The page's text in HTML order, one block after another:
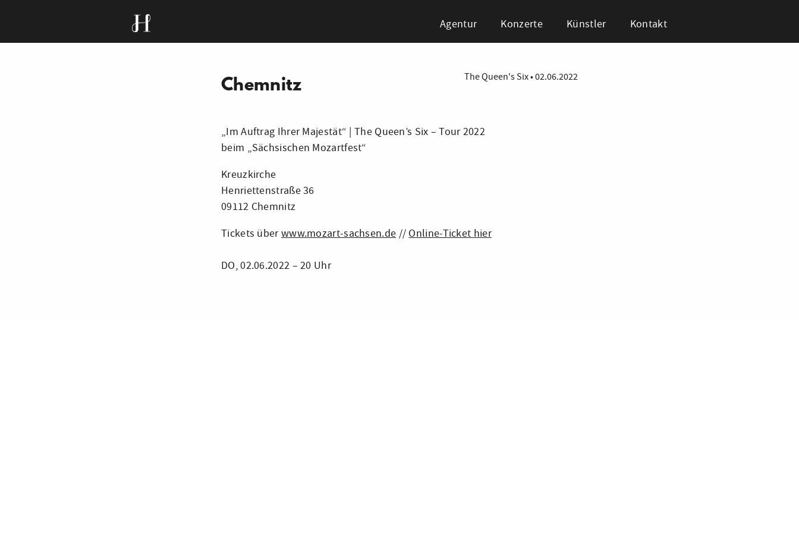
Agentur Konzerte Künstler Kontakt
Chemnitz The Queen's Six•02.06.2022
„Im Auftrag Ihrer Majestät“ | The Queen’s Six – Tour 2022
beim „Sächsischen Mozartfest“
Kreuzkirche
Henriettenstraße 36
09112 Chemnitz
Tickets überwww.mozart-sachsen.de // Online-Ticket hier
DO, 02.06.2022 – 20 Uhr